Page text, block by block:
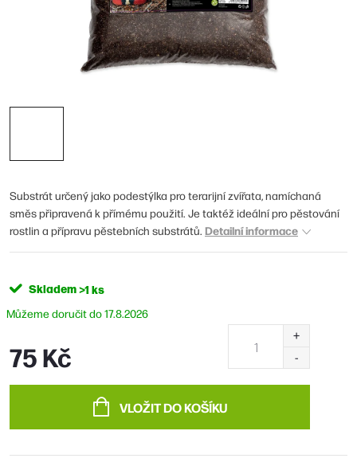
Substrát určený jako podestýlka pro terarijní zvířata, namíchaná
směs připravená k přímému použití. Je taktéž ideální pro pěstování
rostlin a přípravu pěstebních substrátů. Detailní informace
Skladem>1 ks
17.8.2026
75 Kč
VLOŽIT DO KOŠÍKU